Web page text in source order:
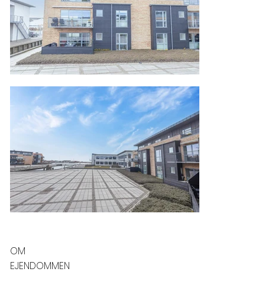
OM
EJENDOMMEN